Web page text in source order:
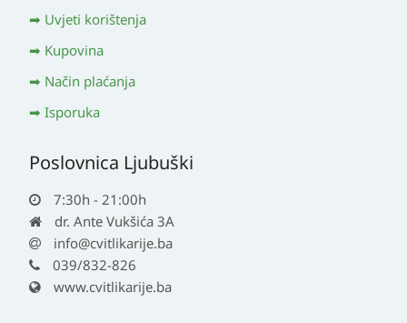
Uvjeti korištenja
Kupovina
Način plaćanja
Isporuka
Poslovnica Ljubuški
7:30h - 21:00h
dr. Ante Vukšića 3A
info@cvitlikarije.ba
039/832-826
www.cvitlikarije.ba